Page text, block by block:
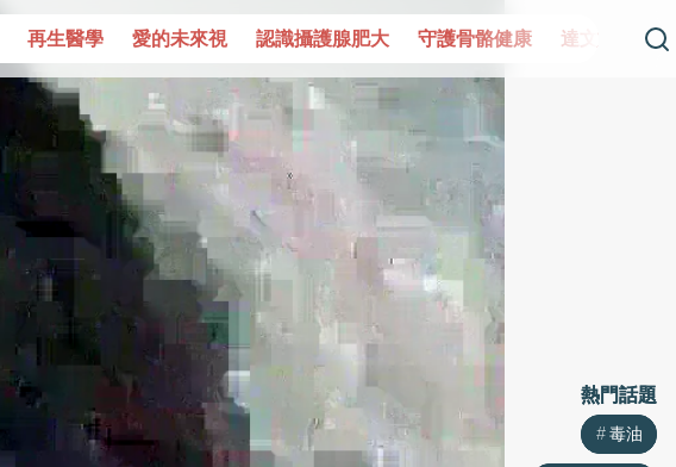
再生醫學 愛的未來視 認識攝護腺肥大 守護骨骼健康 達文西手術
熱門話題
毒油
熱門話題
毒油